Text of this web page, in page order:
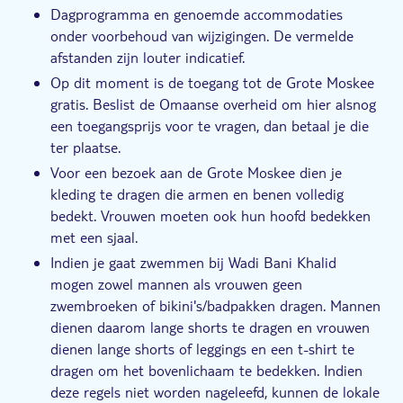
Dagprogramma en genoemde accommodaties
onder voorbehoud van wijzigingen. De vermelde
afstanden zijn louter indicatief.
Op dit moment is de toegang tot de Grote Moskee
gratis. Beslist de Omaanse overheid om hier alsnog
een toegangsprijs voor te vragen, dan betaal je die
ter plaatse.
Voor een bezoek aan de Grote Moskee dien je
kleding te dragen die armen en benen volledig
bedekt. Vrouwen moeten ook hun hoofd bedekken
met een sjaal.
Indien je gaat zwemmen bij Wadi Bani Khalid
mogen zowel mannen als vrouwen geen
zwembroeken of bikini's/badpakken dragen. Mannen
dienen daarom lange shorts te dragen en vrouwen
dienen lange shorts of leggings en een t-shirt te
dragen om het bovenlichaam te bedekken. Indien
deze regels niet worden nageleefd, kunnen de lokale